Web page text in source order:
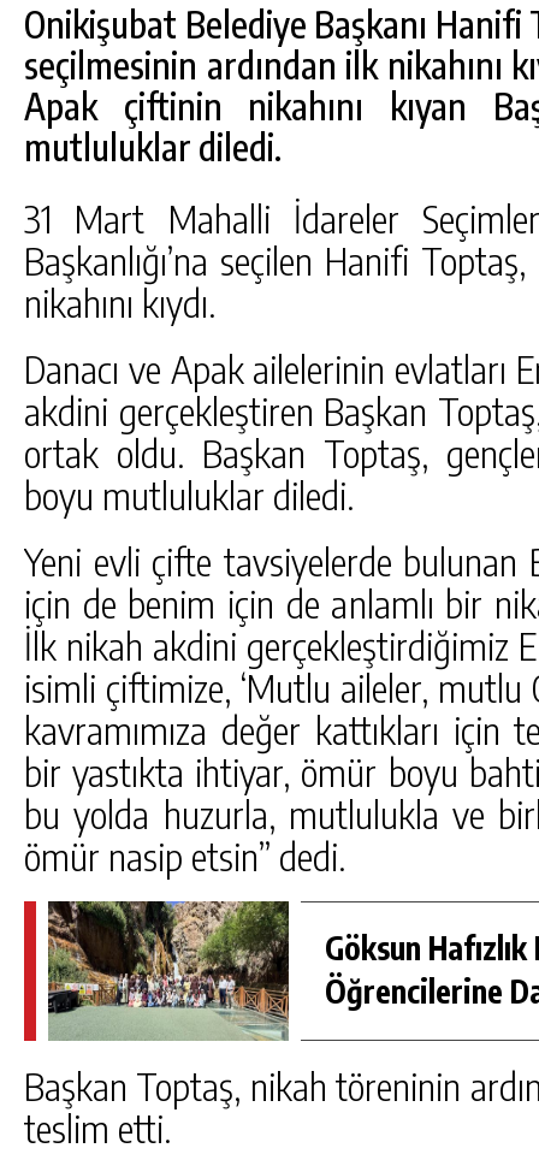
Onikişubat Belediye Başkanı
seçilmesinin ardından ilk nikahını
Apak çiftinin nikahını kıyan
mutluluklar diledi.
31 Mart Mahalli İdareler
Başkanlığı’na seçilen Hanifi
nikahını kıydı.
Danacı ve Apak ailelerinin evlatları
akdini gerçekleştiren Başkan
ortak oldu. Başkan Toptaş,
boyu mutluluklar diledi.
Yeni evli çifte tavsiyelerde bulunan
için de benim için de anlamlı bir
İlk nikah akdini gerçekleştirdiğimiz
isimli çiftimize, ‘Mutlu aileler, mutlu
kavramımıza değer kattıkları için
bir yastıkta ihtiyar, ömür boyu
bu yolda huzurla, mutlulukla ve
ömür nasip etsin” dedi.
Göksun Hafızlık
Öğrencilerine
Başkan Toptaş, nikah töreninin
teslim etti.
GÜNLÜK HABER AKIŞI
ÖĞRENCILERINE DARENDE GEZISI.